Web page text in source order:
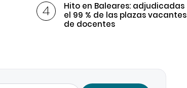
Hito en Baleares: adjudicadas
el 99 % de las plazas vacantes
de docentes